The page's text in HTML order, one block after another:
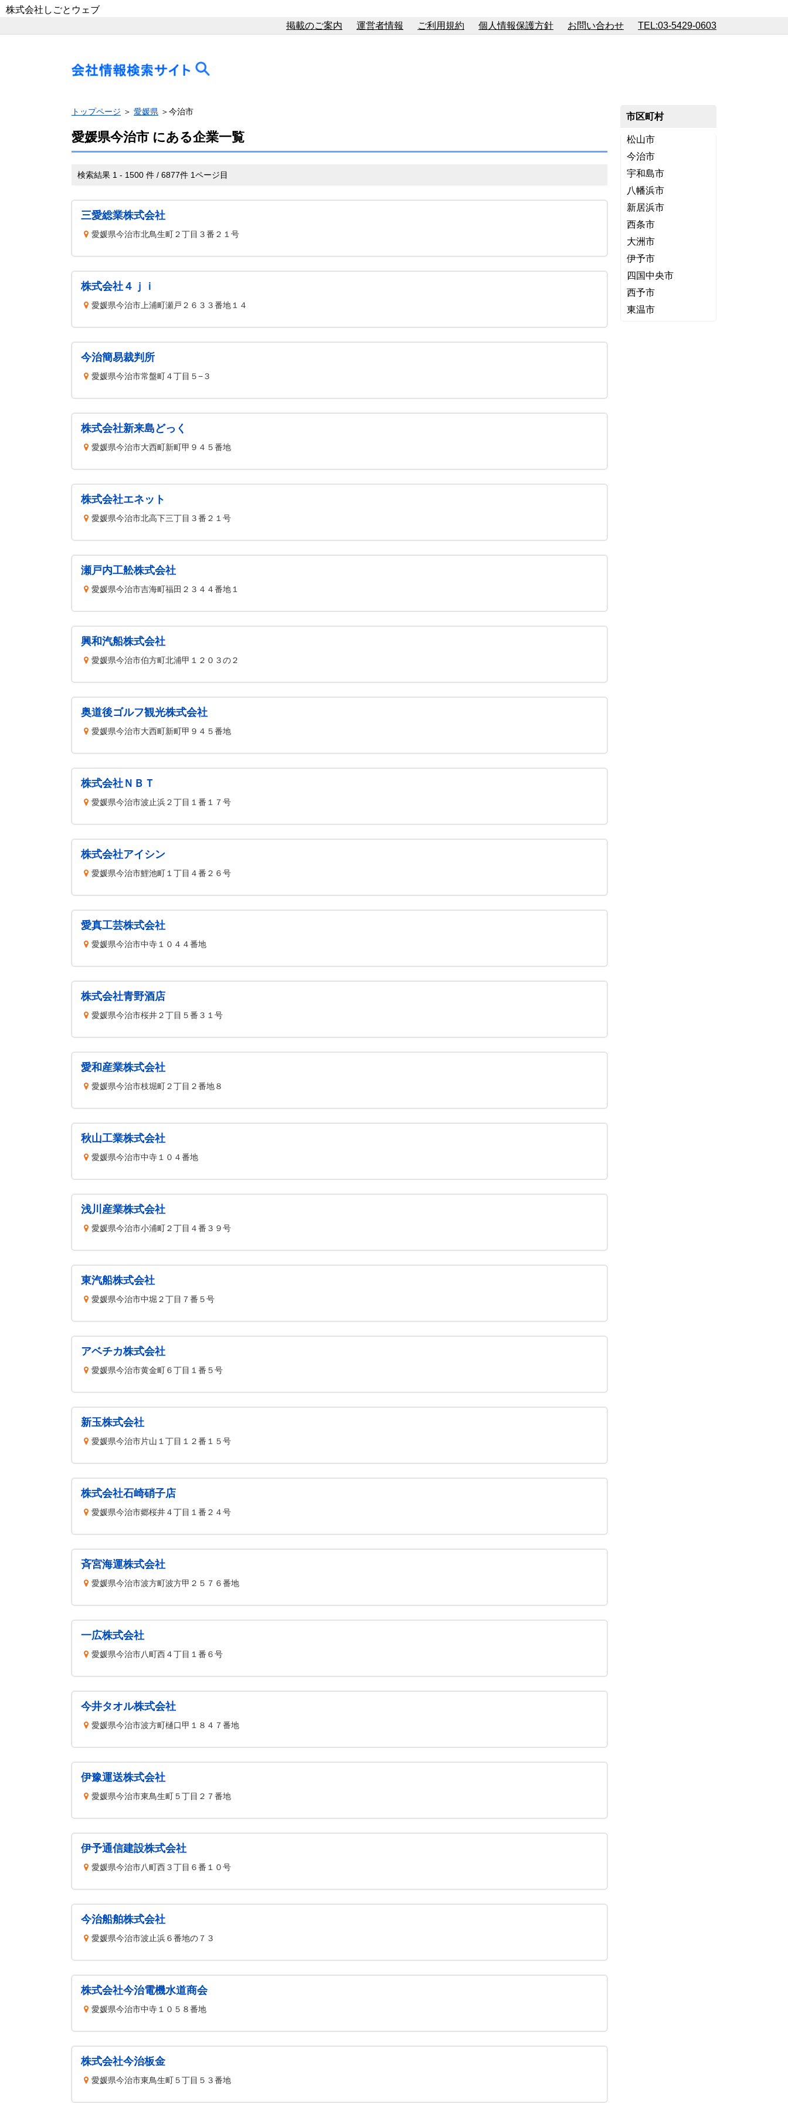
株式会社しごとウェブ
掲載のご案内
運営者情報 ご利用規約 個人情報保護方針 お問い合わせ TEL:03-5429-0603
トップページ ＞ 愛媛県 ＞今治市
愛媛県今治市 にある企業一覧
検索結果 1 - 1500 件 / 6877件 1ページ目
三愛総業株式会社
愛媛県今治市北鳥生町２丁目３番２１号
株式会社４ｊｉ
愛媛県今治市上浦町瀬戸２６３３番地１４
今治簡易裁判所
愛媛県今治市常盤町４丁目５−３
株式会社新来島どっく
愛媛県今治市大西町新町甲９４５番地
株式会社エネット
愛媛県今治市北高下三丁目３番２１号
瀬戸内工舩株式会社
愛媛県今治市吉海町福田２３４４番地１
興和汽船株式会社
愛媛県今治市伯方町北浦甲１２０３の２
奥道後ゴルフ観光株式会社
愛媛県今治市大西町新町甲９４５番地
株式会社ＮＢＴ
愛媛県今治市波止浜２丁目１番１７号
株式会社アイシン
愛媛県今治市鯉池町１丁目４番２６号
愛真工芸株式会社
愛媛県今治市中寺１０４４番地
株式会社青野酒店
愛媛県今治市桜井２丁目５番３１号
愛和産業株式会社
愛媛県今治市枝堀町２丁目２番地８
秋山工業株式会社
愛媛県今治市中寺１０４番地
浅川産業株式会社
愛媛県今治市小浦町２丁目４番３９号
東汽船株式会社
愛媛県今治市中堀２丁目７番５号
アベチカ株式会社
愛媛県今治市黄金町６丁目１番５号
新玉株式会社
愛媛県今治市片山１丁目１２番１５号
株式会社石崎硝子店
愛媛県今治市郷桜井４丁目１番２４号
斉宮海運株式会社
愛媛県今治市波方町波方甲２５７６番地
一広株式会社
愛媛県今治市八町西４丁目１番６号
今井タオル株式会社
愛媛県今治市波方町樋口甲１８４７番地
伊豫運送株式会社
愛媛県今治市東鳥生町５丁目２７番地
伊予通信建設株式会社
愛媛県今治市八町西３丁目６番１０号
今治船舶株式会社
愛媛県今治市波止浜６番地の７３
株式会社今治電機水道商会
愛媛県今治市中寺１０５８番地
株式会社今治板金
愛媛県今治市東鳥生町５丁目５３番地
市区町村
松山市
今治市
宇和島市
八幡浜市
新居浜市
西条市
大洲市
伊予市
四国中央市
西予市
東温市